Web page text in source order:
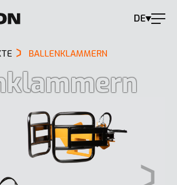
DE
BALLENKLAMMERN